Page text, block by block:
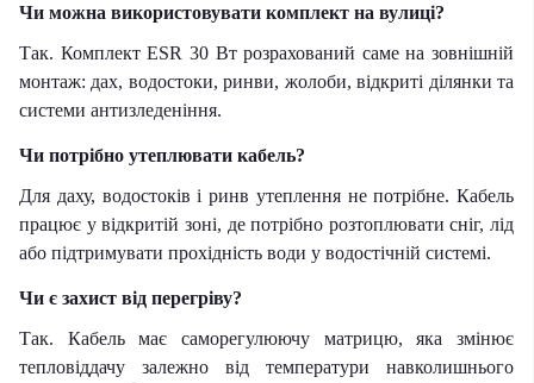
Чи можна використовувати комплект на вулиці?
Так. Комплект ESR 30 Вт розрахований саме на зовнішній
монтаж: дах, водостоки, ринви, жолоби, відкриті ділянки та
системи антизледеніння.
Чи потрібно утеплювати кабель?
Для даху, водостоків і ринв утеплення не потрібне. Кабель
працює у відкритій зоні, де потрібно розтоплювати сніг, лід
або підтримувати прохідність води у водостічній системі.
Чи є захист від перегріву?
Так. Кабель має саморегулюючу матрицю, яка змінює
тепловіддачу залежно від температури навколишнього